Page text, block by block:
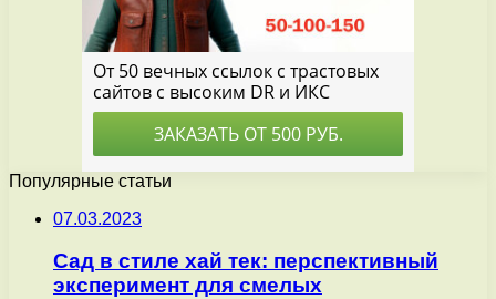
Популярные статьи
07.03.2023
Сад в стиле хай тек: перспективный
эксперимент для смелых